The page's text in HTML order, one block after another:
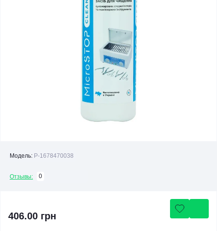
Модель: P-1678470038
Отзывы: 0
406.00 грн